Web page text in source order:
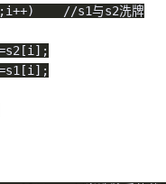
;i++)
//s1与s2洗牌
s2 [i ] ;
s1 [i ] ;